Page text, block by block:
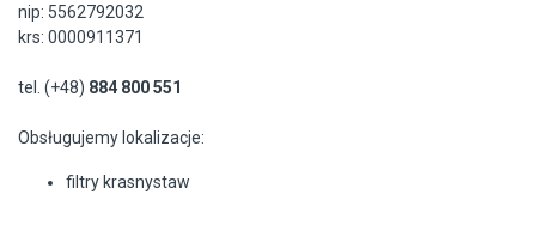
nip: 5562792032
krs: 0000911371
tel. (+48) 884 800 551
Obsługujemy lokalizacje:
filtry krasnystaw